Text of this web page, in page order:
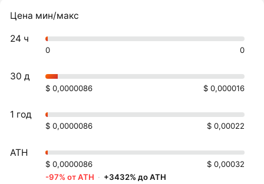
Цена мин/макс
24 ч
0 0
30 д
$ 0,0000086 $ 0,000016
1 год
$ 0,0000086 $ 0,00022
ATH
$ 0,0000086
$ 0,00032
-97% от ATH · +3432% до ATH